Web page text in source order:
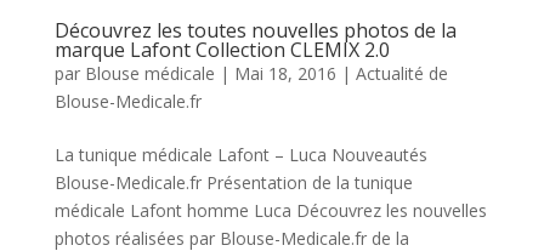
Découvrez les toutes nouvelles photos de la
marque Lafont Collection CLEMIX 2.0
par Blouse médicale | Mai 18, 2016 | Actualité de
Blouse-Medicale.fr
La tunique médicale Lafont – Luca Nouveautés
Blouse-Medicale.fr Présentation de la tunique
médicale Lafont homme Luca Découvrez les nouvelles
photos réalisées par Blouse-Medicale.fr de la